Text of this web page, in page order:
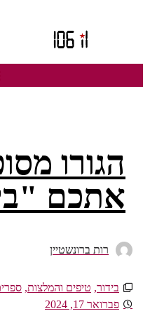
הגורו
אתכם
רות ברונשטיין
בידור, טיפים והמלצות,
פברואר 17, 2024